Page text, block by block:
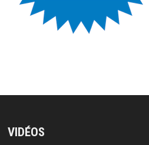
VIDÉOS